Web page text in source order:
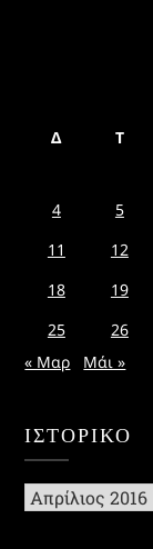
Δ Τ
4
5
11
12
18
19
25
26
« Μαρ
Μάι »
ΙΣΤΟΡΙΚΌ
Ιστορικό